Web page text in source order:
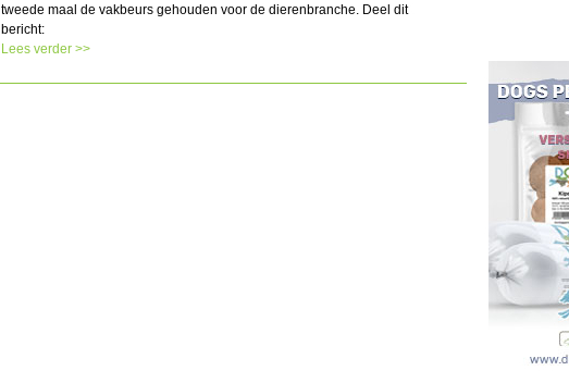
tweede maal de vakbeurs gehouden voor de dierenbranche. Deel dit
bericht:
Lees verder >>